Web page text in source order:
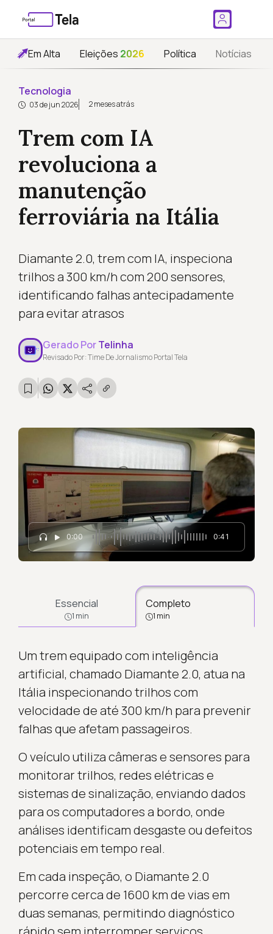
Em Alta Eleições 2026 Política Notícias
Tecnologia
03 de jun 2026 2 meses atrás
Trem com IA
revoluciona a
manutenção
ferroviária na Itália
Diamante 2.0, trem com IA, inspeciona
trilhos a 300 km/h com 200 sensores,
identificando falhas antecipadamente
para evitar atrasos
Gerado PorTelinha
Revisado Por: Time De Jornalismo Portal Tela
0:00 0:41
Essencial
1 min
Completo
1 min
Um trem equipado com inteligência
artificial, chamado Diamante 2.0, atua na
Itália inspecionando trilhos com
velocidade de até 300 km/h para prevenir
falhas que afetam passageiros.
O veículo utiliza câmeras e sensores para
monitorar trilhos, redes elétricas e
sistemas de sinalização, enviando dados
para os computadores a bordo, onde
análises identificam desgaste ou defeitos
potenciais em tempo real.
Em cada inspeção, o Diamante 2.0
percorre cerca de 1600 km de vias em
duas semanas, permitindo diagnóstico